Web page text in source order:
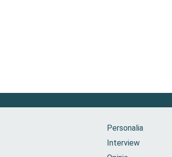
Personalia
Interview